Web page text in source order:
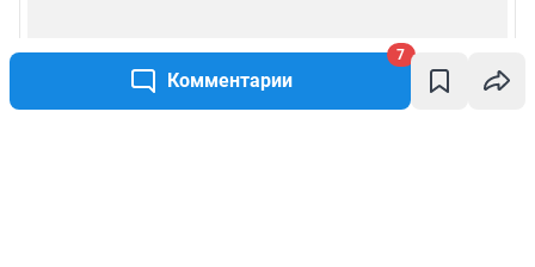
Комментарии
7